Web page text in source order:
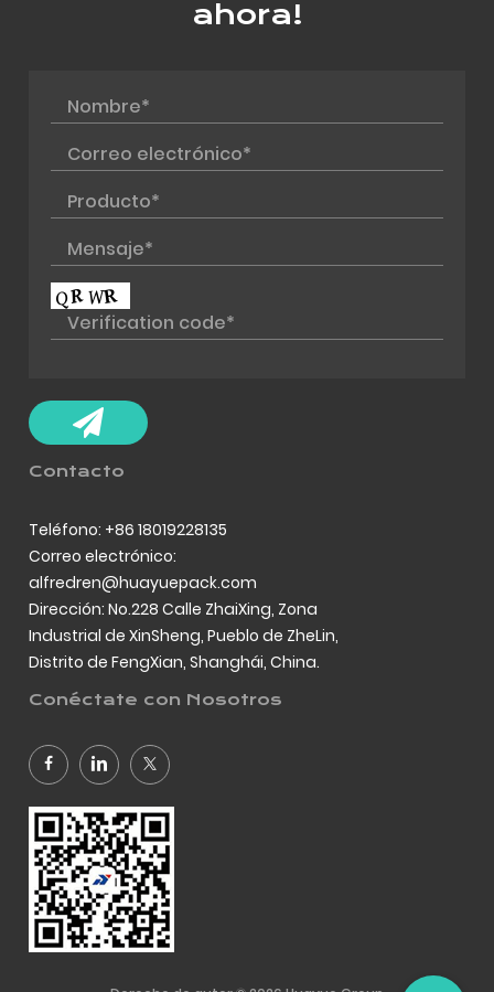
ahora!
Contacto
Teléfono: +86 18019228135
Correo electrónico:
alfredren@huayuepack.com
Dirección: No.228 Calle ZhaiXing, Zona
Industrial de XinSheng, Pueblo de ZheLin,
Distrito de FengXian, Shanghái, China.
Conéctate con Nosotros